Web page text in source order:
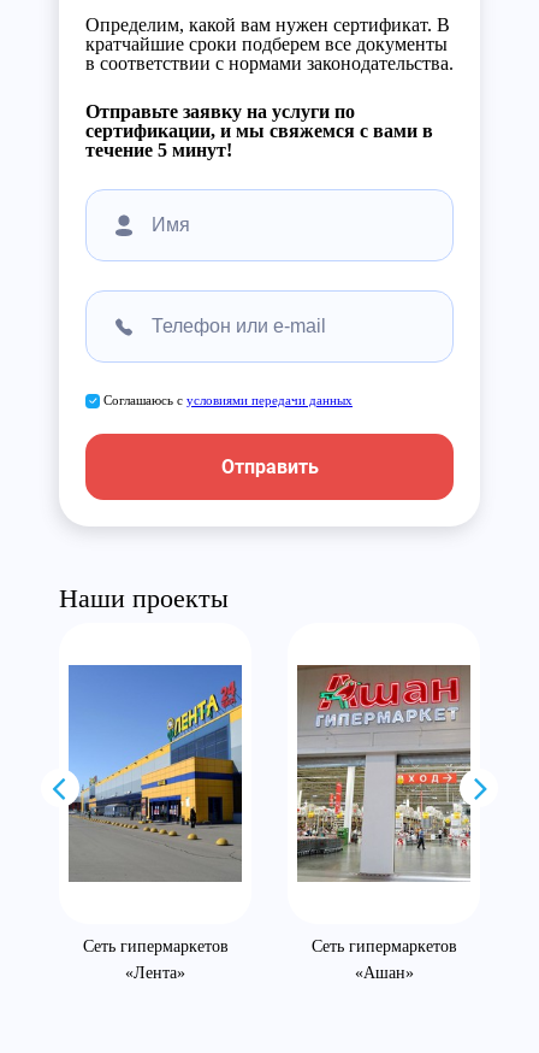
Определим, какой вам нужен сертификат. В
кратчайшие сроки подберем все документы
в соответствии с нормами законодательства.
Отправьте заявку на услуги по
сертификации, и мы свяжемся с вами в
течение 5 минут!
Соглашаюсь с условиями передачи данных
Отправить
Наши проекты
Сеть гипермаркетов
«Лента»
Сеть гипермаркетов
«Ашан»